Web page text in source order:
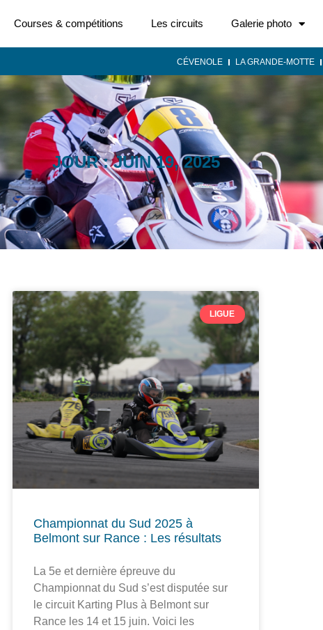
Courses & compétitions Les circuits Galerie photo
CÉVENOLE LA GRANDE-MOTTE
JOUR : JUIN 19, 2025
LIGUE
Championnat du Sud 2025 à
Belmont sur Rance : Les résultats
La 5e et dernière épreuve du
Championnat du Sud s’est disputée sur
le circuit Karting Plus à Belmont sur
Rance les 14 et 15 juin. Voici les